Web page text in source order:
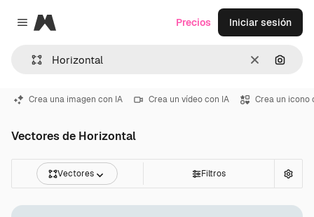
Close menu
Magnific
Borrar
Precios Iniciar sesión
Crea una imagen con IA Crea un vídeo con IA Crea un icono
Vectores de Horizontal
Vectores Filtros